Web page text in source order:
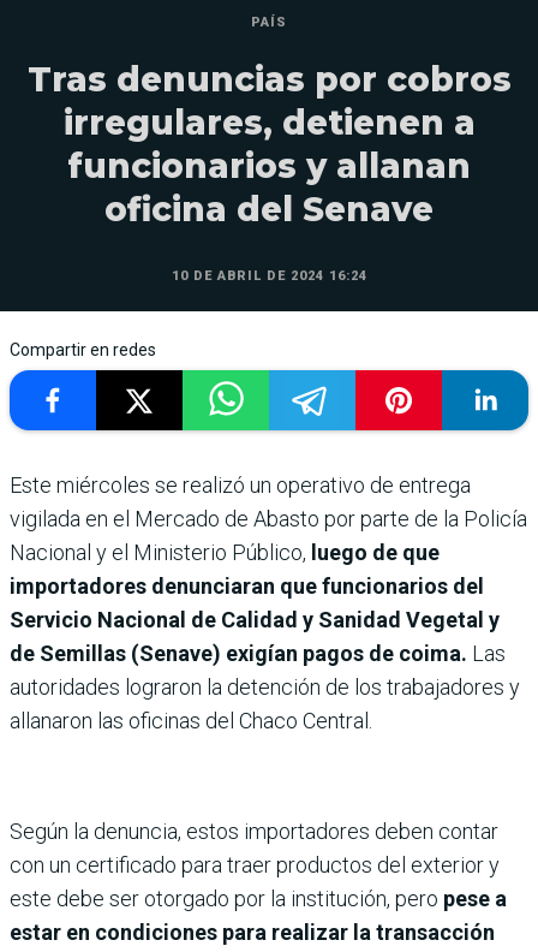
PAÍS
Tras denuncias por cobros
irregulares, detienen a
funcionarios y allanan
oficina del Senave
10 DE ABRIL DE 2024 16:24
Compartir en redes
Este miércoles se realizó un operativo de entrega
vigilada en el Mercado de Abasto por parte de la Policía
Nacional y el Ministerio Público, luego de que
importadores denunciaran que funcionarios del
Servicio Nacional de Calidad y Sanidad Vegetal y
de Semillas (Senave) exigían pagos de coima. Las
autoridades lograron la detención de los trabajadores y
allanaron las oficinas del Chaco Central.
Según la denuncia, estos importadores deben contar
con un certificado para traer productos del exterior y
este debe ser otorgado por la institución, pero pese a
estar en condiciones para realizar la transacción